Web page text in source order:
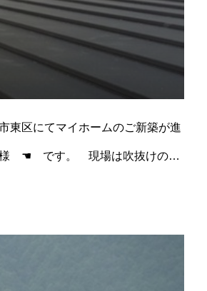
区にてマイホームのご新築が進
仕様 ☚ です。 現場は吹抜けの